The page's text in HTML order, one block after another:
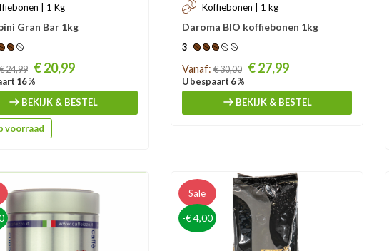
| 1 Kg
Gran Bar 1kg
€ 24,99 € 20,99
16 %
BEKIJK & BESTEL
voorraad
Koffiebonen | 1 kg
Daroma BIO koffiebonen 1kg
3
Prijs
Vanaf: € 30,00 € 27,99
U bespaart 6 %
BEKIJK & BESTEL
Sale
-€ 4,00